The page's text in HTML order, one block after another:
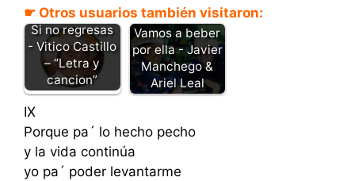
☛ Otros usuarios también visitaron:
Si no regresas
- Vitico Castillo
– “Letra y
cancion”
Vamos a beber
por ella - Javier
Manchego &
Ariel Leal
IX
Porque pa´ lo hecho pecho
y la vida continúa
yo pa´ poder levantarme